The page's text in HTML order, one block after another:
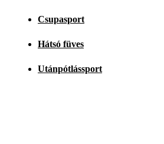
Csupasport
Hátsó füves
Utánpótlássport